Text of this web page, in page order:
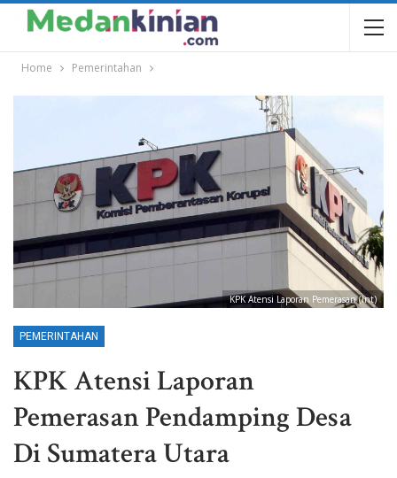
Home Pemerintahan
KPK Atensi Laporan Pemerasan (int)
PEMERINTAHAN
KPK Atensi Laporan
Pemerasan Pendamping Desa
Di Sumatera Utara